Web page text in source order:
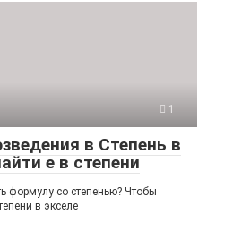
1
в Степень в
е в степени
формулу со степенью? Чтобы
в экселе